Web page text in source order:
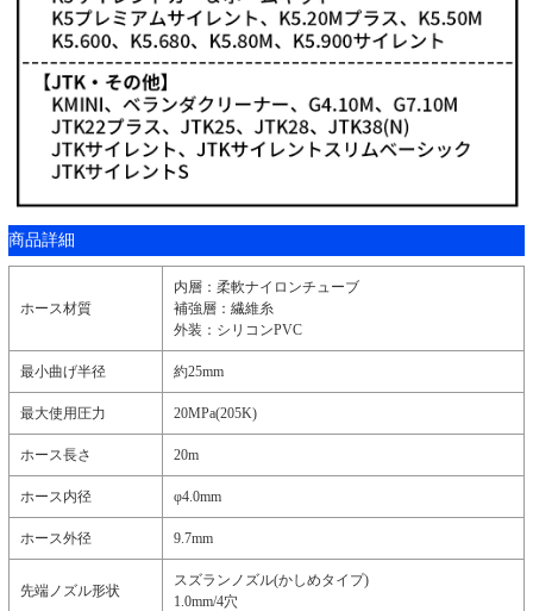
商品詳細
ホース材質
内層：柔軟ナイロンチューブ
補強層：繊維糸
外装：シリコンPVC
最小曲げ半径 約25mm
最大使用圧力 20MPa(205K)
ホース長さ 20m
ホース内径 φ4.0mm
ホース外径 9.7mm
先端ノズル形状
スズランノズル(かしめタイプ)
1.0mm/4穴